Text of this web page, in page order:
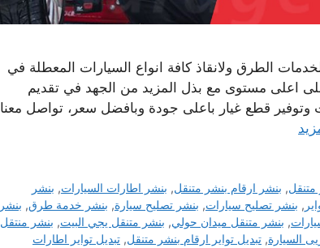
الطرق ولانقاذ كافة انواع السيارات المعطلة في
اعلى مستوى مع بذل المزيد من الجهد في تقديم
وتوفير قطع غيار باعلى جودة وبافضل سعر، تواصل معنا
متنقل, بنشر ارقام بنشر متنقل, بنشر اطارات السيارات, بنشر
, بنشر تصليح سيارات, بنشر تصليح سيارة, بنشر خدمة طرق, بنشر
, بنشر متنقل ميدان حولي, بنشر متنقل يجي البيت, بنشر منتقل
السيارة, تبديل تواير ارقام بنشر متنقل, تبديل تواير اطارات